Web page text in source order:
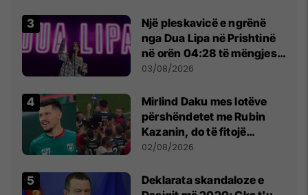
Një pleskavicë e ngrënë
nga Dua Lipa në Prishtinë
në orën 04:28 të mëngjesit
- dhe bota digjitale serbe
03/08/2026
Mirlind Daku mes lotëve
përshëndetet me Rubin
Kazanin, do të fitojë
miliona te Spartak Moska
02/08/2026
​Deklarata skandaloze e